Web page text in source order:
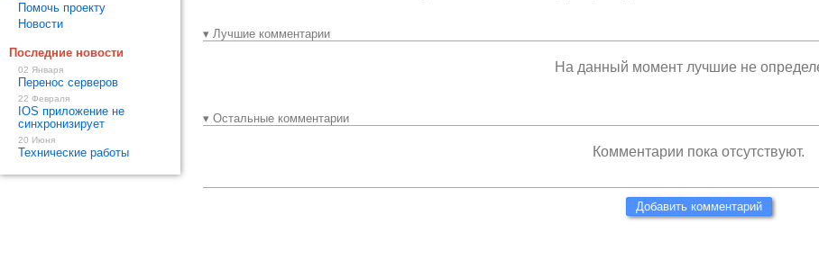
▾ Лучшие комментарии
На данный момент лучшие не
▾ Остальные комментарии
Комментарии пока отсутствуют.
Добавить комментарий
Помочь проекту
Новости
Последние новости
02 Января
Перенос серверов
22 Февраля
IOS приложение не
синхронизирует
20 Июня
Технические работы